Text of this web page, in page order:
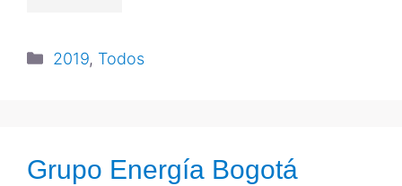
2019, Todos
Grupo Energía Bogotá